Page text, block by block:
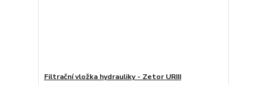
Filtrační vložka hydrauliky - Zetor URIII